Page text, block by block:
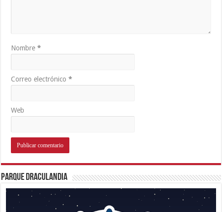
Nombre*
Correo electrónico*
Web
Parque Draculandia